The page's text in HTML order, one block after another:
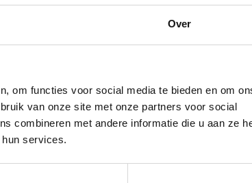
Over
om functies voor social media te bieden en om
van onze site met onze partners voor social
combineren met andere informatie die u aan ze
services.